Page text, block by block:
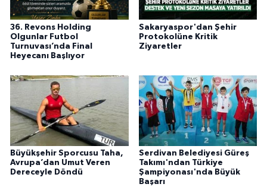
36. Revons Holding
Olgunlar Futbol
Turnuvası’nda Final
Heyecanı Başlıyor
Sakaryaspor'dan Şehir
Protokolüne Kritik
Ziyaretler
Büyükşehir Sporcusu Taha,
Avrupa’dan Umut Veren
Dereceyle Döndü
Serdivan Belediyesi Güreş
Takımı'ndan Türkiye
Şampiyonası'nda Büyük
Başarı